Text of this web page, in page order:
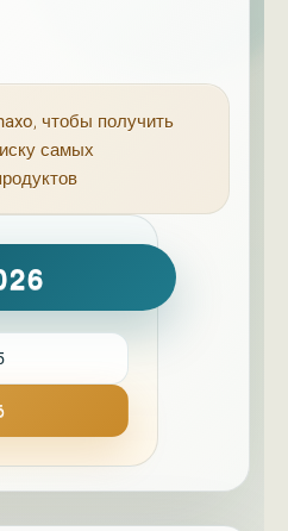
, чтобы получить
самых